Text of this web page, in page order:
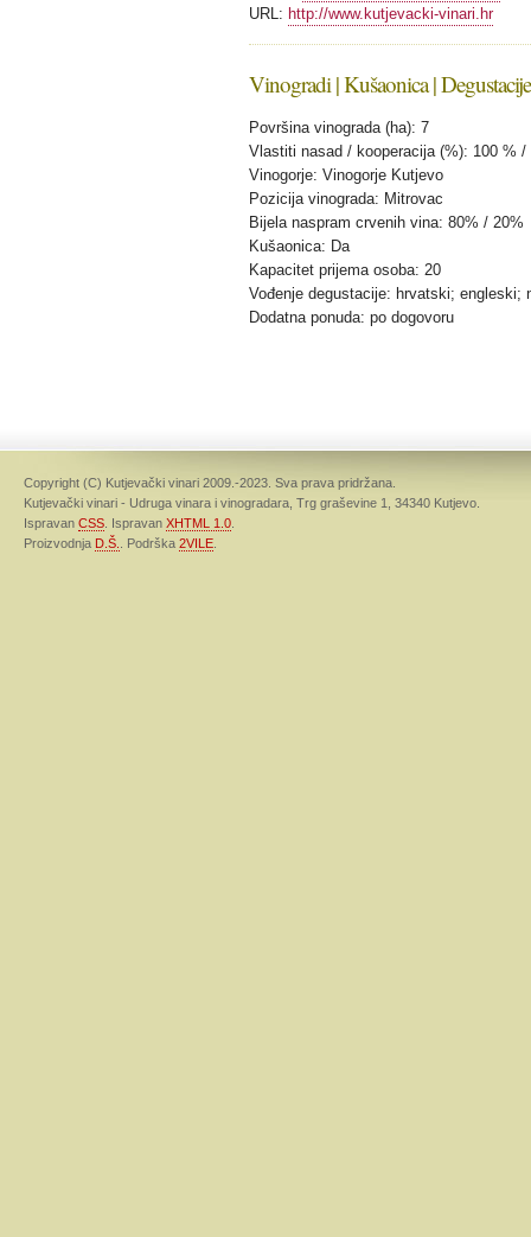
URL: http://www.kutjevacki-vinari.hr
Vinogradi | Kušaonica | Degustacije
Površina vinograda (ha): 7
Vlastiti nasad / kooperacija (%): 100 % /
Vinogorje: Vinogorje Kutjevo
Pozicija vinograda: Mitrovac
Bijela naspram crvenih vina: 80% / 20%
Kušaonica: Da
Kapacitet prijema osoba: 20
Vođenje degustacije: hrvatski; engleski;
Dodatna ponuda: po dogovoru
Copyright (C) Kutjevački vinari 2009.-2023. Sva prava pridržana.
Kutjevački vinari - Udruga vinara i vinogradara, Trg graševine 1, 34340 Kutjevo.
Ispravan CSS . Ispravan XHTML 1.0
Proizvodnja D.Š. . Podrška 2VILE